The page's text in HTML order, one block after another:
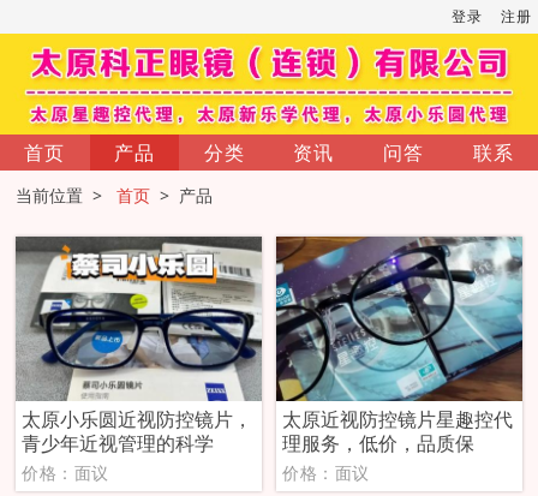
登录 注册
首页 产品 分类 资讯 问答 联系
当前位置 >首页 > 产品
太原小乐圆近视防控镜片，
青少年近视管理的科学
价格：面议
太原近视防控镜片星趣控代
理服务，低价，品质保
价格：面议